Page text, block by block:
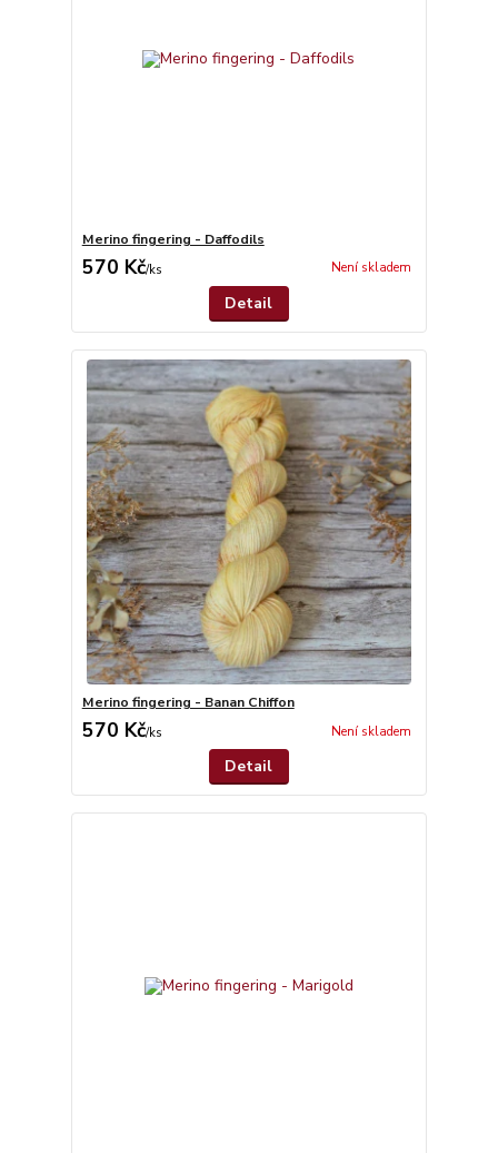
Merino fingering - Daffodils
570 Kč/ks Není skladem
Detail
Merino fingering - Banan Chiffon
570 Kč/ks Není skladem
Detail